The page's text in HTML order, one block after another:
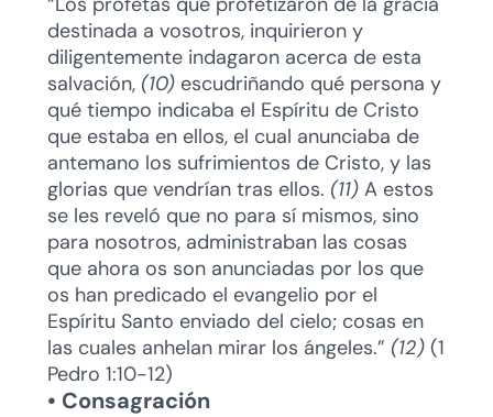
destinada a vosotros, inquirieron y
diligentemente indagaron acerca de esta
salvación, (10)escudriñando qué persona y
qué tiempo indicaba el Espíritu de Cristo
que estaba en ellos, el cual anunciaba de
antemano los sufrimientos de Cristo, y las
glorias que vendrían tras ellos. (11)A estos
se les reveló que no para sí mismos, sino
para nosotros, administraban las cosas
que ahora os son anunciadas por los que
os han predicado el evangelio por el
Espíritu Santo enviado del cielo; cosas en
las cuales anhelan mirar los ángeles.” (12)(1
Pedro 1:10-12)
• Consagración